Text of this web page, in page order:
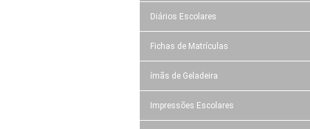
Diários Escolares
Fichas de Matrículas
ímãs de Geladeira
Impressões Escolares